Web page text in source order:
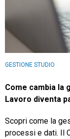
GESTIONE STUDIO
Come cambia la
Lavoro diventa
Scopri come la
processi e dati. Il